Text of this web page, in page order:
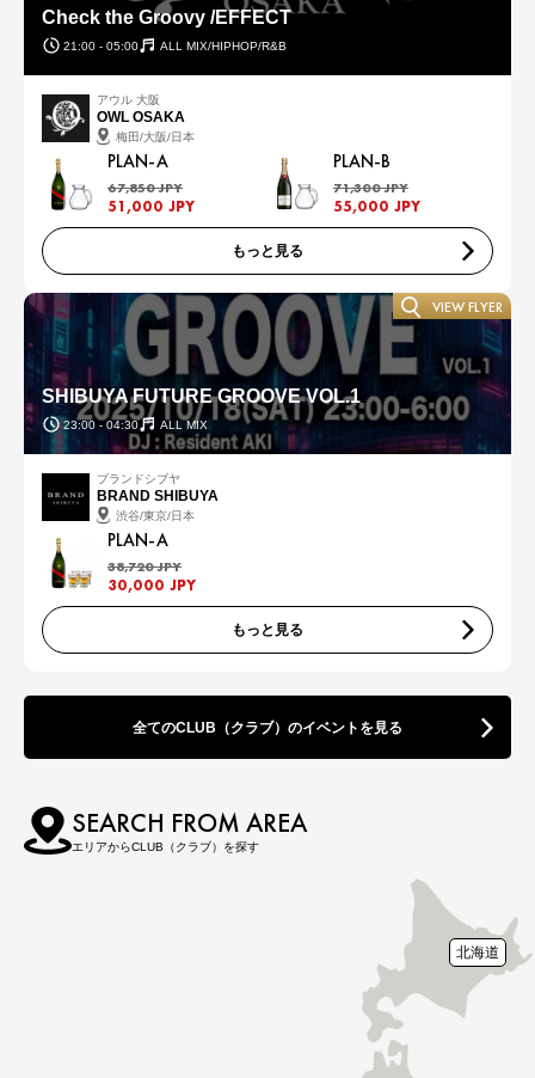
Check the Groovy /EFFECT
21:00 - 05:00 ALL MIX/HIPHOP/R&B
アウル 大阪
OWL OSAKA
梅田/大阪/日本
PLAN-A
67,850 JPY
51,000 JPY
PLAN-B
71,300 JPY
55,000 JPY
もっと見る
SHIBUYA FUTURE GROOVE VOL.1
23:00 - 04:30 ALL MIX
VIEW FLYER
ブランドシブヤ
BRAND SHIBUYA
渋谷/東京/日本
PLAN-A
38,720 JPY
30,000 JPY
もっと見る
全てのCLUB（クラブ）のイベントを見る
SEARCH FROM AREA
エリアからCLUB（クラブ）を探す
北海道